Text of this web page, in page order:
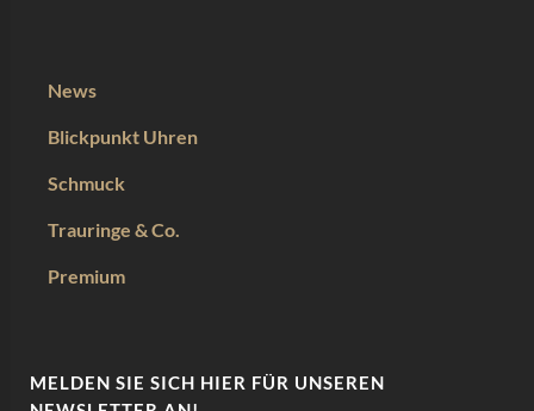
News
Blickpunkt Uhren
Schmuck
Trauringe & Co.
Premium
MELDEN SIE SICH HIER FÜR UNSEREN